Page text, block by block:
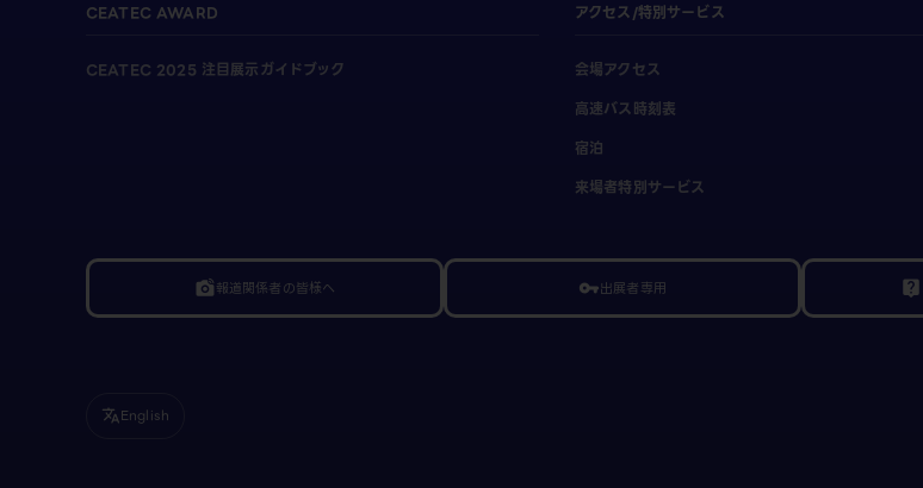
CEATEC AWARD
CEATEC 2025 注目展示ガイドブック
アクセス/特別サービス
会場アクセス
高速バス時刻表
宿泊
来場者特別サービス
linked_camera報道関係者の皆様へ vpn_key出展者専用 live_help
translateEnglish